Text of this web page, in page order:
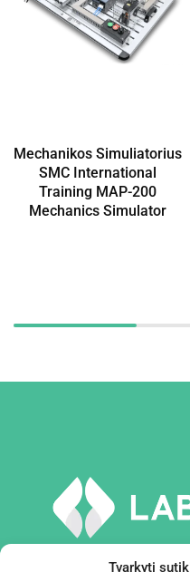
Tvarkyti
Mechanikos Simuliatorius
SMC International
Training MAP-200
Mechanics Simulator